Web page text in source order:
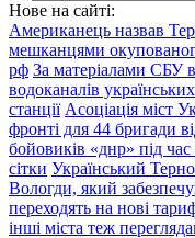
Нове на сайті:
Американець назвав
мешканцями
рф За матеріалами СБУ
водоканалів
станції Асоціація міст
фронті для 44 бригади
бойовиків «днр» під
сітки Український
Вологди, який
переходять на нові
інші міста теж